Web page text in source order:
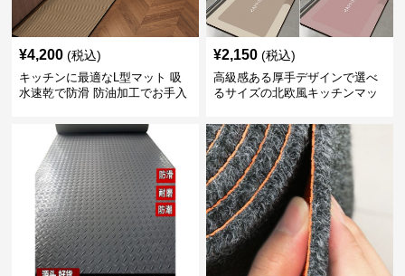
¥4,200 (税込)
キッチンに最適なL型マット 吸
水速乾で防滑 防油加工でお手入
¥2,150 (税込)
高級感ある厚手デザインで選べ
るサイズの北欧風キッチンマッ